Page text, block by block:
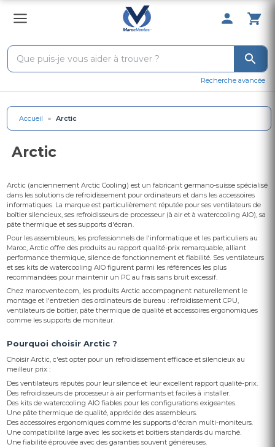
0 Produit
Recherche avancée
Accueil » Arctic
Arctic
Arctic (anciennement Arctic Cooling) est un fabricant germano-suisse spécialisé
dans les solutions de refroidissement pour ordinateurs et dans les accessoires
informatiques. La marque est particulièrement réputée pour ses ventilateurs de
boîtier silencieux, ses refroidisseurs de processeur (à air et à watercooling AIO), sa
pâte thermique et ses supports d'écran.
Pour les assembleurs, les professionnels de l'informatique et les particuliers au
Maroc, Arctic offre des produits au rapport qualité-prix remarquable, alliant
performance thermique, silence de fonctionnement et fiabilité. Ses ventilateurs
et ses kits de watercooling AIO figurent parmi les références les plus
recommandées pour maintenir un PC au frais sans bruit excessif.
Chez marocvente.com, les produits Arctic accompagnent naturellement le
montage et l'entretien des ordinateurs de bureau : refroidissement CPU,
ventilateurs de boîtier, pâte thermique de qualité et accessoires ergonomiques
comme les supports de moniteur.
Pourquoi choisir Arctic ?
Choisir Arctic, c'est opter pour un refroidissement efficace et silencieux au
meilleur prix :
Des ventilateurs réputés pour leur silence et leur excellent rapport qualité-prix.
Des refroidisseurs de processeur à air performants et faciles à installer.
Des kits de watercooling AIO fiables pour les configurations exigeantes.
Une pâte thermique de qualité, appréciée des assembleurs.
Des accessoires ergonomiques comme les supports d'écran multi-moniteurs.
Une compatibilité large avec les sockets et boîtiers standards du marché.
Une fiabilité éprouvée avec des garanties souvent généreuses.